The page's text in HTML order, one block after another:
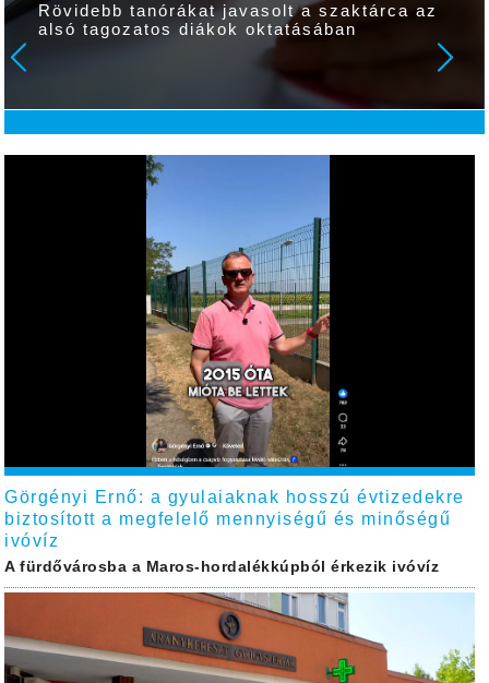
Rövidebb tanórákat javasolt a szaktárca az
alsó tagozatos diákok oktatásában
Görgényi Ernő: a gyulaiaknak hosszú évtizedekre
biztosított a megfelelő mennyiségű és minőségű
ivóvíz
A fürdővárosba a Maros-hordalékkúpból érkezik ivóvíz